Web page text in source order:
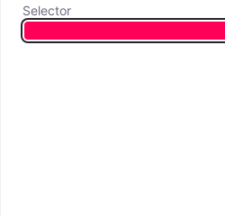
Selector